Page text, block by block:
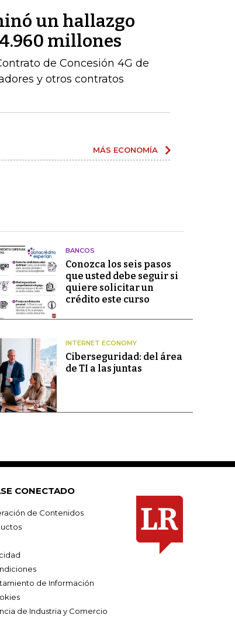
un hallazgo
millones
de Concesión 4G de
y otros contratos
MÁS ECONOMÍA
BANCOS
Conozca los seis pasos
que usted debe seguir si
quiere solicitar un
crédito este curso
INTERNET ECONOMY
Ciberseguridad: del área
de TI a las juntas
CONECTADO
de Contenidos
de Información
de Industria y Comercio